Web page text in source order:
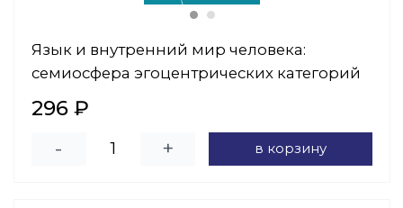
Язык и внутренний мир человека:
семиосфера эгоцентрических категорий
296 ₽
-
+ в корзину